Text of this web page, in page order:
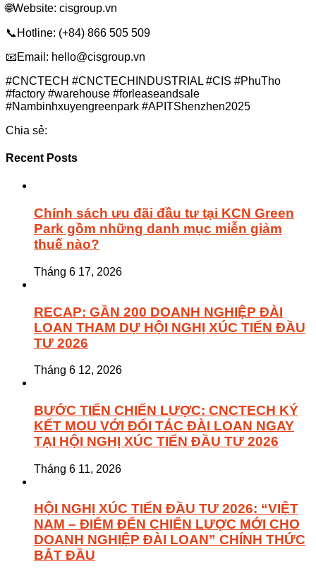
🌐Website: cisgroup.vn
📞Hotline: (+84) 866 505 509
📧Email: hello@cisgroup.vn
#CNCTECH #CNCTECHINDUSTRIAL #CIS #PhuTho
#factory #warehouse #forleaseandsale
#Nambinhxuyengreenpark #APITShenzhen2025
Chia sẻ:
Recent Posts
Chính sách ưu đãi đầu tư tại KCN Green
Park gồm những danh mục miễn giảm
thuế nào?
Tháng 6 17, 2026
RECAP: GẦN 200 DOANH NGHIỆP ĐÀI
LOAN THAM DỰ HỘI NGHỊ XÚC TIẾN ĐẦU
TƯ 2026
Tháng 6 12, 2026
BƯỚC TIẾN CHIẾN LƯỢC: CNCTECH KÝ
KẾT MOU VỚI ĐỐI TÁC ĐÀI LOAN NGAY
TẠI HỘI NGHỊ XÚC TIẾN ĐẦU TƯ 2026
Tháng 6 11, 2026
HỘI NGHỊ XÚC TIẾN ĐẦU TƯ 2026: “VIỆT
NAM – ĐIỂM ĐẾN CHIẾN LƯỢC MỚI CHO
DOANH NGHIỆP ĐÀI LOAN” CHÍNH THỨC
BẮT ĐẦU